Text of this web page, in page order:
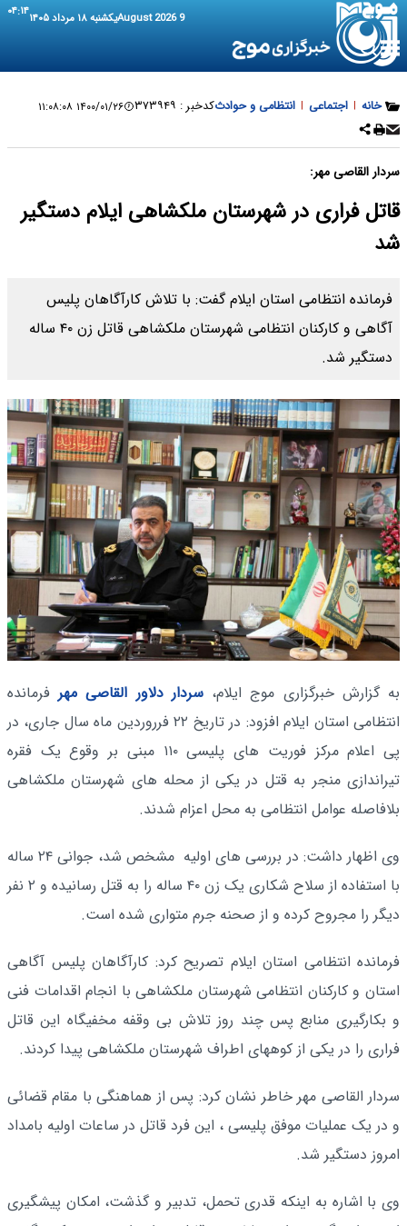
9 August 2026 یکشنبه ۱۸ مرداد ۱۴۰۵ ۰۴:۱۴
خانه | اجتماعی | انتظامی و حوادثکدخبر : ۳۷۳۹۴۹ ۱۴۰۰/۰۱/۲۶ ۱۱:۰۸:۰۸
سردار القاصی مهر:
قاتل فراری در شهرستان ملکشاهی ایلام دستگیر
شد
فرمانده انتظامی استان ایلام گفت: با تلاش کارآگاهان پلیس
آگاهی و کارکنان انتظامی شهرستان ملکشاهی قاتل زن ۴۰ ساله
دستگیر شد.
به گزارش خبرگزاری موج ایلام،سردار دلاور القاصی مهرفرمانده
انتظامی استان ایلام افزود: در تاریخ ۲۲ فرروردین ماه سال جاری، در
پی اعلام مرکز فوریت های پلیسی ۱۱۰ مبنی بر وقوع یک فقره
تیراندازی منجر به قتل در یکی از محله های شهرستان ملکشاهی
بلافاصله عوامل انتظامی به محل اعزام شدند.
وی اظهار داشت: در بررسی های اولیه مشخص شد، جوانی ۲۴ ساله
با استفاده از سلاح شکاری یک زن ۴۰ ساله را به قتل رسانیده و ۲ نفر
دیگر را مجروح کرده و از صحنه جرم متواری شده است.
فرمانده انتظامی استان ایلام تصریح کرد: کارآگاهان پلیس آگاهی
استان و کارکنان انتظامی شهرستان ملکشاهی با انجام اقدامات فنی
و بکارگیری منابع پس چند روز تلاش بی وقفه مخفیگاه این قاتل
فراری را در یکی از کوههای اطراف شهرستان ملکشاهی پیدا کردند.
سردار القاصی مهر خاطر نشان کرد: پس از هماهنگی با مقام قضائی
و در یک عملیات موفق پلیسی ، این فرد قاتل در ساعات اولیه بامداد
امروز دستگیر شد.
وی با اشاره به اینکه قدری تحمل، تدبیر و گذشت، امکان پیشگیری